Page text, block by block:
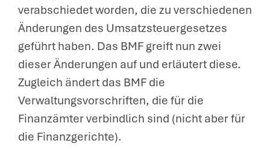
verabschiedet worden, die zu verschiedenen
Änderungen des Umsatzsteuergesetzes
geführt haben. Das BMF greift nun zwei
dieser Änderungen auf und erläutert diese.
Zugleich ändert das BMF die
Verwaltungsvorschriften, die für die
Finanzämter verbindlich sind (nicht aber für
die Finanzgerichte).